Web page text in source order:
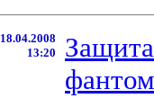
18.04.2008
13:20